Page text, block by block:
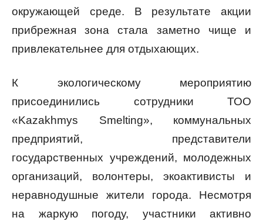
окружающей среде. В результате акции
прибрежная зона стала заметно чище и
привлекательнее для отдыхающих.
К экологическому мероприятию
присоединились сотрудники ТОО
«Kazakhmys Smelting», коммунальных
предприятий, представители
государственных учреждений, молодежных
организаций, волонтеры, экоактивисты и
неравнодушные жители города. Несмотря
на жаркую погоду, участники активно